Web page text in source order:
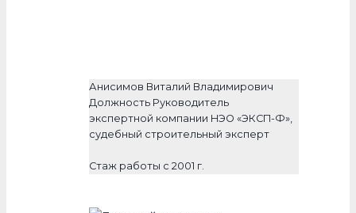
Анисимов Виталий Владимирович
Должность Руководитель
экспертной компании НЭО «ЭКСП-Ф»,
судебный строительный эксперт
Стаж работы с 2001 г.